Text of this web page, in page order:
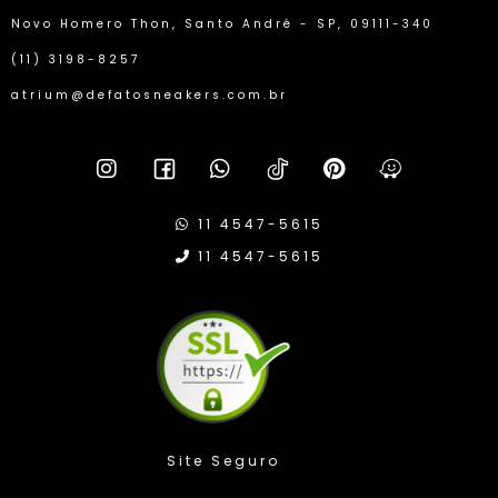
Novo Homero Thon, Santo André - SP, 09111-340
(11) 3198-8257
atrium@defatosneakers.com.br
11 4547-5615
11 4547-5615
Compra Protegida